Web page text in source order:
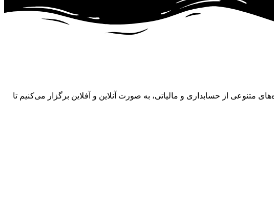
متنوعی از حسابداری و مالیاتی، به صورت آنلاین و آفلاین برگزار می‌کنیم تا